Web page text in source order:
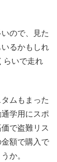
ので、見た
るかもしれ
らいで走れ
ムもまった
学用にスポ
で盗難リス
額で購入で
か。